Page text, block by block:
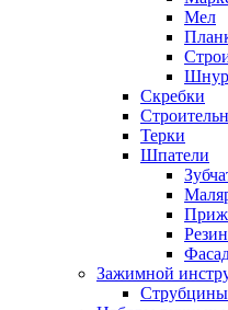
Мел
Скребки
Терки
Шпатели
Зажимной
Струбцины